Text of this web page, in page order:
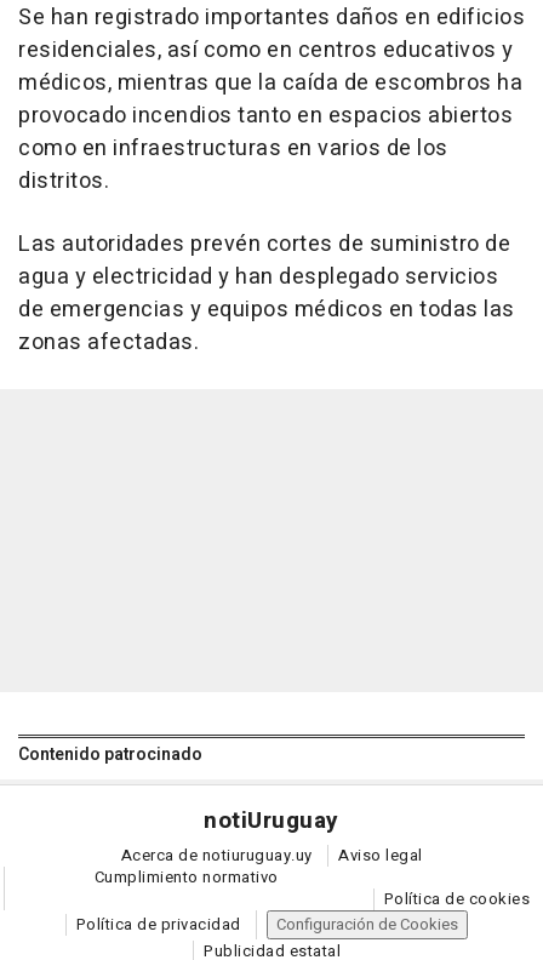
Se han registrado importantes daños en edificios
residenciales, así como en centros educativos y
médicos, mientras que la caída de escombros ha
provocado incendios tanto en espacios abiertos
como en infraestructuras en varios de los
distritos.
Las autoridades prevén cortes de suministro de
agua y electricidad y han desplegado servicios
de emergencias y equipos médicos en todas las
zonas afectadas.
Contenido patrocinado
notiUruguay
Acerca de notiuruguay.uy
Aviso legal
Cumplimiento normativo
Política de cookies
Política de privacidad
Configuración de Cookies
Publicidad estatal